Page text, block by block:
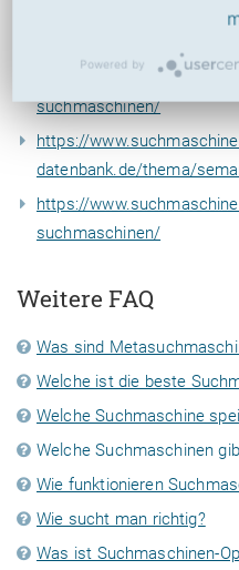
https://
https://
suchmaschinen/
https://
datenbank.de/thema/
https://
suchmaschinen/
Weitere FAQ
Was sind
Welche ist die beste
Welche Suchmaschine
Welche Suchmaschinen
Wie funktionieren
Wie sucht man richtig?
Was ist Suchmaschinen-
Powered by